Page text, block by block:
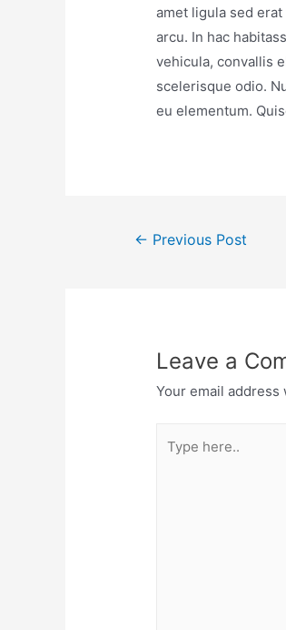
amet ligula sed
arcu. In hac
vehicula, convallis
scelerisque odio.
eu elementum.
← Previous Post
Leave a
Your email